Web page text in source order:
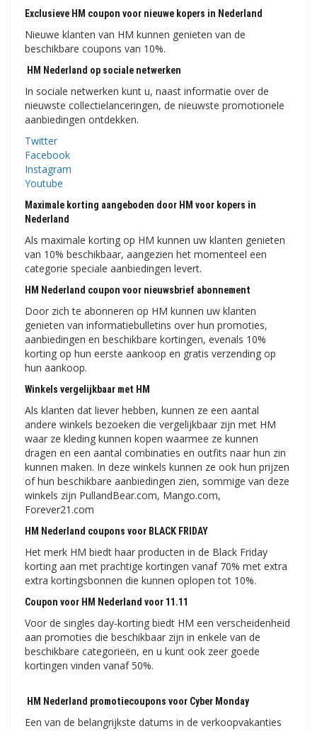
Exclusieve HM coupon voor nieuwe kopers in Nederland
Nieuwe klanten van HM kunnen genieten van de
beschikbare coupons van 10%.
HM Nederland op sociale netwerken
In sociale netwerken kunt u, naast informatie over de
nieuwste collectielanceringen, de nieuwste promotionele
aanbiedingen ontdekken.
Twitter
Facebook
Instagram
Youtube
Maximale korting aangeboden door HM voor kopers in
Nederland
Als maximale korting op HM kunnen uw klanten genieten
van 10% beschikbaar, aangezien het momenteel een
categorie speciale aanbiedingen levert.
HM Nederland coupon voor nieuwsbrief abonnement
Door zich te abonneren op HM kunnen uw klanten
genieten van informatiebulletins over hun promoties,
aanbiedingen en beschikbare kortingen, evenals 10%
korting op hun eerste aankoop en gratis verzending op
hun aankoop.
Winkels vergelijkbaar met HM
Als klanten dat liever hebben, kunnen ze een aantal
andere winkels bezoeken die vergelijkbaar zijn met HM
waar ze kleding kunnen kopen waarmee ze kunnen
dragen en een aantal combinaties en outfits naar hun zin
kunnen maken. In deze winkels kunnen ze ook hun prijzen
of hun beschikbare aanbiedingen zien, sommige van deze
winkels zijn PullandBear.com, Mango.com,
Forever21.com
HM Nederland coupons voor BLACK FRIDAY
Het merk HM biedt haar producten in de Black Friday
korting aan met prachtige kortingen vanaf 70% met extra
extra kortingsbonnen die kunnen oplopen tot 10%.
Coupon voor HM Nederland voor 11.11
Voor de singles day-korting biedt HM een verscheidenheid
aan promoties die beschikbaar zijn in enkele van de
beschikbare categorieën, en u kunt ook zeer goede
kortingen vinden vanaf 50%.
HM Nederland promotiecoupons voor Cyber ​​​​Monday
Een van de belangrijkste datums in de verkoopvakanties